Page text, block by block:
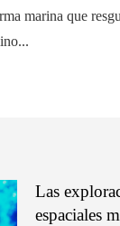
marina que
Las
espaciales